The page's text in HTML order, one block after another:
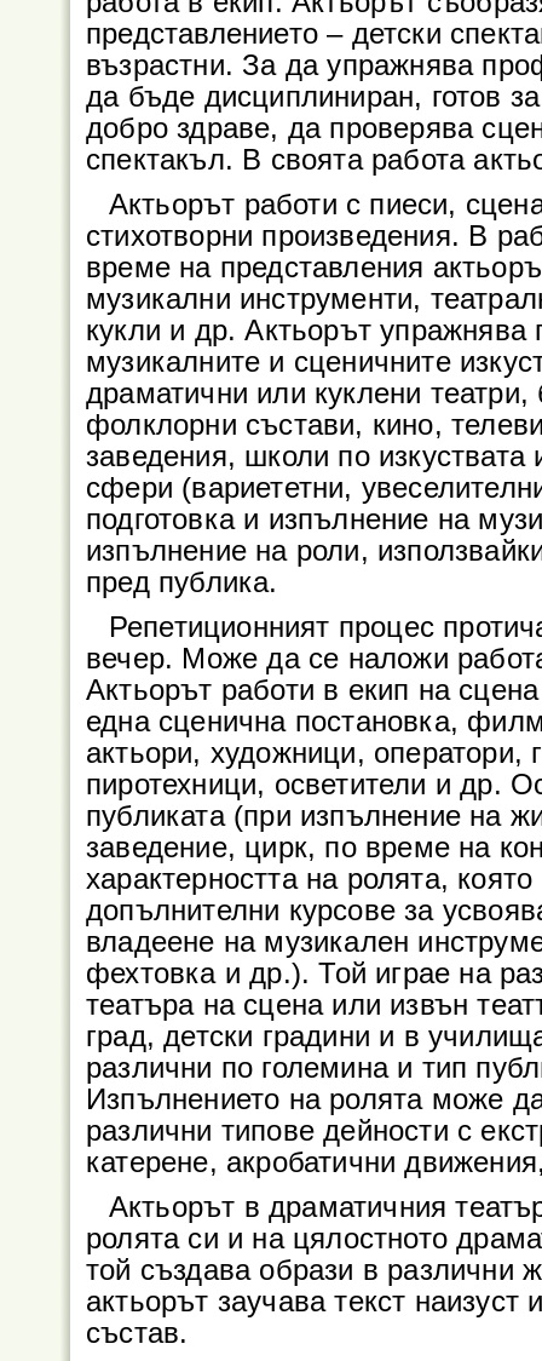
представлението – детски
възрастни. За да упражнява
да бъде дисциплиниран, готов
добро здраве, да проверява
спектакъл. В своята работа
Актьорът работи с пиеси,
стихотворни произведения. В
време на представления
музикални инструменти,
кукли и др. Актьорът
музикалните и сценичните
драматични или куклени
фолклорни състави, кино,
заведения, школи по
сфери (вариететни,
подготовка и изпълнение на
изпълнение на роли,
пред публика.
Репетиционният процес
вечер. Може да се наложи
Актьорът работи в екип на
една сценична постановка,
актьори, художници, оператори,
пиротехници, осветители и др.
публиката (при изпълнение на
заведение, цирк, по време на
характерността на ролята,
допълнителни курсове за
владеене на музикален
фехтовка и др.). Той играе на
театъра на сцена или извън
град, детски градини и в
различни по големина и тип
Изпълнението на ролята може
различни типове дейности с
катерене, акробатични
Актьорът в драматичния
ролята си и на цялостното
той създава образи в различни
актьорът заучава текст
състав.